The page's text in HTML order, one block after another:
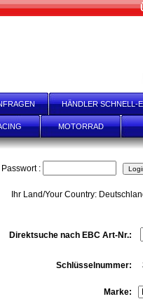
HÄNDLER SCHNELL-
MOTORRAD
Passwort :
Ihr Land/Your Country:
Direktsuche nach EBC Art-Nr.:
Schlüsselnummer:
Marke: